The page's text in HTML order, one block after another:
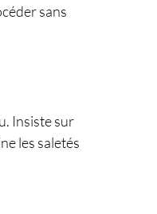
sans
Insiste sur
les saletés